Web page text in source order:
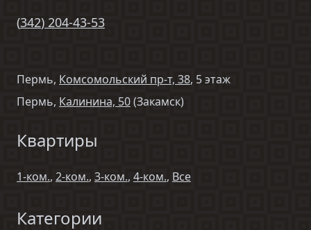
(342) 204-43-53
Пермь, Комсомольский пр-т, 38, 5 этаж
Пермь, Калинина, 50(Закамск)
Квартиры
1-ком., 2-ком., 3-ком., 4-ком., Все
Категории